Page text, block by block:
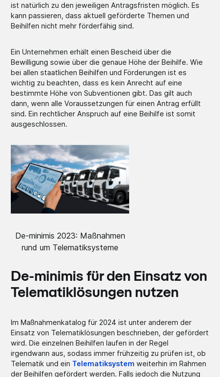
ist natürlich zu den jeweiligen Antragsfristen möglich. Es
kann passieren, dass aktuell geförderte Themen und
Beihilfen nicht mehr förderfähig sind.
Ein Unternehmen erhält einen Bescheid über die
Bewilligung sowie über die genaue Höhe der Beihilfe. Wie
bei allen staatlichen Beihilfen und Förderungen ist es
wichtig zu beachten, dass es kein Anrecht auf eine
bestimmte Höhe von Subventionen gibt. Das gilt auch
dann, wenn alle Voraussetzungen für einen Antrag erfüllt
sind. Ein rechtlicher Anspruch auf eine Beihilfe ist somit
ausgeschlossen.
De-minimis 2023: Maßnahmen
rund um Telematiksysteme
De-minimis für den Einsatz von
Telematiklösungen nutzen
Im Maßnahmenkatalog für 2024 ist unter anderem der
Einsatz von Telematiklösungen beschrieben, der gefördert
wird. Die einzelnen Beihilfen laufen in der Regel
irgendwann aus, sodass immer frühzeitig zu prüfen ist, ob
Telematik und ein Telematiksystem weiterhin im Rahmen
der Beihilfen gefördert werden. Falls jedoch die Nutzung